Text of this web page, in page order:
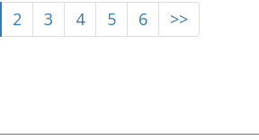
2 3 4 5 6 >>